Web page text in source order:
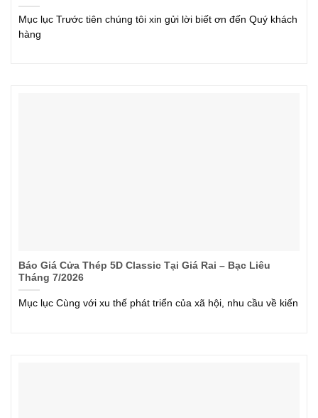
Mục lục Trước tiên chúng tôi xin gửi lời biết ơn đến Quý khách
hàng
Báo Giá Cửa Thép 5D Classic Tại Giá Rai – Bạc Liêu
Tháng 7/2026
Mục lục Cùng với xu thế phát triển của xã hội, nhu cầu về kiến